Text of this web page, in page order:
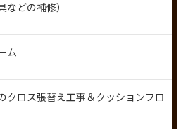
などの補修）
ム
クロス張替え工事＆クッションフロ